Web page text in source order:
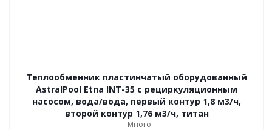
Теплообменник пластинчатый оборудованный
AstralPool Etna INT-35 с рециркуляционным
насосом, вода/вода, первый контур 1,8 м3/ч,
второй контур 1,76 м3/ч, титан
Много